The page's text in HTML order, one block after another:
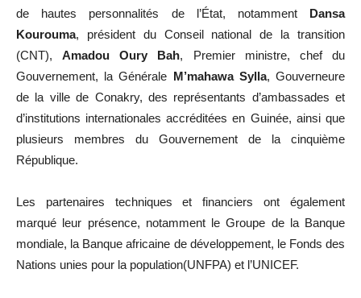
de hautes personnalités de l’État, notamment Dansa
Kourouma, président du Conseil national de la transition
(CNT),Amadou Oury Bah, Premier ministre, chef du
Gouvernement, la Générale M’mahawa Sylla, Gouverneure
de la ville de Conakry, des représentants d’ambassades et
d’institutions internationales accréditées en Guinée, ainsi que
plusieurs membres du Gouvernement de la cinquième
République.
Les partenaires techniques et financiers ont également
marqué leur présence, notamment le Groupe de la Banque
mondiale, la Banque africaine de développement, le Fonds des
Nations unies pour la population(UNFPA) et l’UNICEF.